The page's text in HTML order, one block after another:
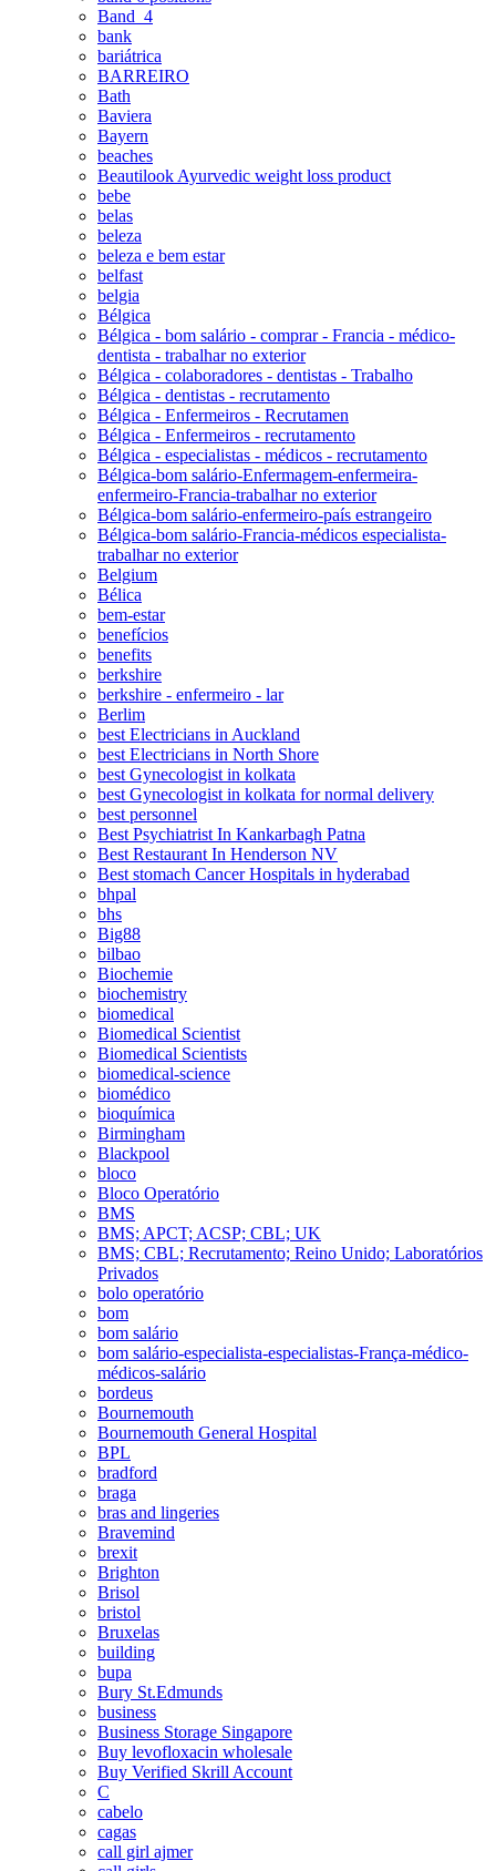
Band_4
bank
bariátrica
BARREIRO
Bath
Baviera
Bayern
beaches
Beautilook Ayurvedic weight loss product
bebe
belas
beleza
beleza e bem estar
belfast
belgia
Bélgica
Bélgica - bom salário - comprar - Francia - médico-
dentista - trabalhar no exterior
Bélgica - colaboradores - dentistas - Trabalho
Bélgica - dentistas - recrutamento
Bélgica - Enfermeiros - Recrutamen
Bélgica - Enfermeiros - recrutamento
Bélgica - especialistas - médicos - recrutamento
Bélgica-bom salário-Enfermagem-enfermeira-
enfermeiro-Francia-trabalhar no exterior
Bélgica-bom salário-enfermeiro-país estrangeiro
Bélgica-bom salário-Francia-médicos especialista-
trabalhar no exterior
Belgium
Bélica
bem-estar
benefícios
benefits
berkshire
berkshire - enfermeiro - lar
Berlim
best Electricians in Auckland
best Electricians in North Shore
best Gynecologist in kolkata
best Gynecologist in kolkata for normal delivery
best personnel
Best Psychiatrist In Kankarbagh Patna
Best Restaurant In Henderson NV
Best stomach Cancer Hospitals in hyderabad
bhpal
bhs
Big88
bilbao
Biochemie
biochemistry
biomedical
Biomedical Scientist
Biomedical Scientists
biomedical-science
biomédico
bioquímica
Birmingham
Blackpool
bloco
Bloco Operatório
BMS
BMS; APCT; ACSP; CBL; UK
BMS; CBL; Recrutamento; Reino Unido; Laboratórios
Privados
bolo operatório
bom
bom salário
bom salário-especialista-especialistas-França-médico-
médicos-salário
bordeus
Bournemouth
Bournemouth General Hospital
BPL
bradford
braga
bras and lingeries
Bravemind
brexit
Brighton
Brisol
bristol
Bruxelas
building
bupa
Bury St.Edmunds
business
Business Storage Singapore
Buy levofloxacin wholesale
Buy Verified Skrill Account
C
cabelo
cagas
call girl ajmer